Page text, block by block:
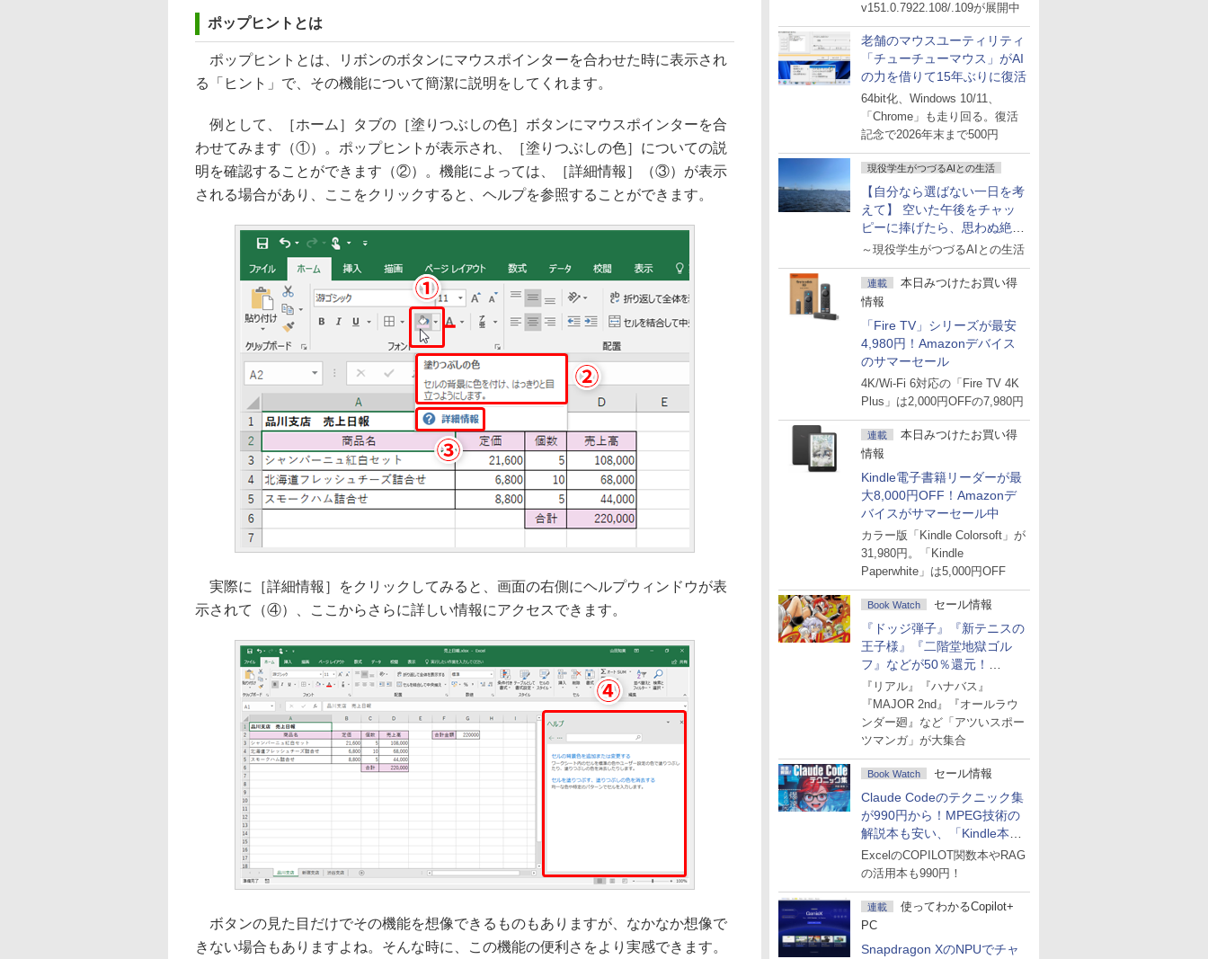
v151.0.7922.108/.109が展開中
老舗のマウスユーティリティ
「チューチューマウス」がAI
の力を借りて15年ぶりに復活
64bit化、Windows 10/11、
「Chrome」も走り回る。復活
記念で2026年末まで500円
現役学生がつづるAIとの生活
【自分なら選ばない一日を考
えて】 空いた午後をチャッ
ピーに捧げたら、思わぬ絶景
に出会った話
～現役学生がつづるAIとの生活
連載
本日みつけたお買い得
情報
「Fire TV」シリーズが最安
4,980円！Amazonデバイス
のサマーセール
4K/Wi-Fi 6対応の「Fire TV 4K
Plus」は2,000円OFFの7,980円
連載
本日みつけたお買い得
情報
Kindle電子書籍リーダーが最
大8,000円OFF！Amazonデ
バイスがサマーセール中
カラー版「Kindle Colorsoft」が
31,980円。「Kindle
Paperwhite」は5,000円OFF
Book Watch セール情報
『ドッジ弾子』『新テニスの
王子様』『二階堂地獄ゴル
フ』などが50％還元！
Amazonマンガ週末セール
『リアル』『ハナバス』
『MAJOR 2nd』『オールラウ
ンダー廻』など「アツいスポー
ツマンガ」が大集合
Book Watch セール情報
Claude Codeのテクニック集
が990円から！MPEG技術の
解説本も安い、「Kindle本サ
マーセール」第2弾開始！
ExcelのCOPILOT関数本やRAG
の活用本も990円！
連載
使ってわかるCopilot+
PC
Snapdragon XのNPUでチャ
ポップヒントとは
ポップヒントとは、リボンのボタンにマウスポインターを合わせた時に表示され
る「ヒント」で、その機能について簡潔に説明をしてくれます。
例として、［ホーム］タブの［塗りつぶしの色］ボタンにマウスポインターを合
わせてみます（①）。ポップヒントが表示され、［塗りつぶしの色］についての説
明を確認することができます（②）。機能によっては、［詳細情報］（③）が表示
される場合があり、ここをクリックすると、ヘルプを参照することができます。
実際に［詳細情報］をクリックしてみると、画面の右側にヘルプウィンドウが表
示されて（④）、ここからさらに詳しい情報にアクセスできます。
ボタンの見た目だけでその機能を想像できるものもありますが、なかなか想像で
きない場合もありますよね。そんな時に、この機能の便利さをより実感できます。